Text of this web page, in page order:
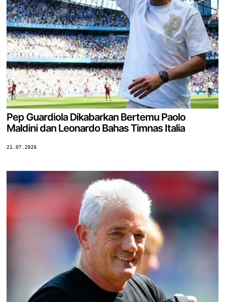
Pep Guardiola Dikabarkan Bertemu Paolo
Maldini dan Leonardo Bahas Timnas Italia
21.07.2026